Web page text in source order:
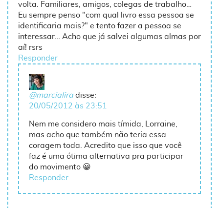
volta. Familiares, amigos, colegas de trabalho…
Eu sempre penso "com qual livro essa pessoa se
identificaria mais?" e tento fazer a pessoa se
interessar… Acho que já salvei algumas almas por
aí! rsrs
Responder
@marcialira disse:
20/05/2012 às 23:51
Nem me considero mais tímida, Lorraine,
mas acho que também não teria essa
coragem toda. Acredito que isso que você
faz é uma ótima alternativa pra participar
do movimento 😀
Responder